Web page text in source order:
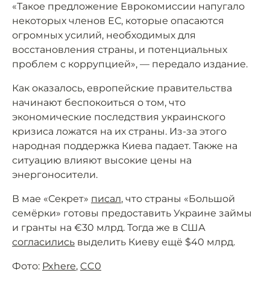
«Такое предложение Еврокомиссии напугало
некоторых членов ЕС, которые опасаются
огромных усилий, необходимых для
восстановления страны, и потенциальных
проблем с коррупцией», — передало издание.
Как оказалось, европейские правительства
начинают беспокоиться о том, что
экономические последствия украинского
кризиса ложатся на их страны. Из-за этого
народная поддержка Киева падает. Также на
ситуацию влияют высокие цены на
энергоносители.
В мае «Секрет» писал, что страны «Большой
семёрки» готовы предоставить Украине займы
и гранты на €30 млрд. Тогда же в США
согласились выделить Киеву ещё $40 млрд.
Фото: Pxhere, CC0